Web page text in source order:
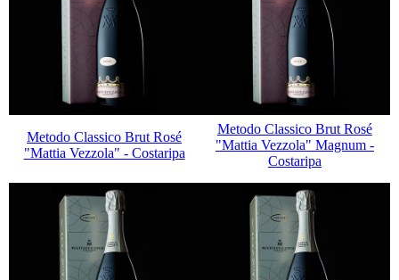
Metodo Classico Brut Rosé
"Mattia Vezzola" - Costaripa
Metodo Classico Brut Rosé
"Mattia Vezzola" Magnum -
Costaripa